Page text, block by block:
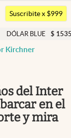
Argentina
Uruguay
Suscribite x $999
BLUE $ 1535 0.66
Kirchner
del Inter
en el
y mira